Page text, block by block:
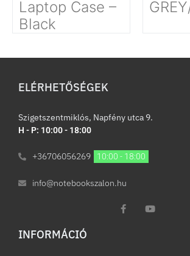
Laptop Case –
Black
ELÉRHETŐSÉGEK
Szigetszentmiklós, Napfény utca 9.
H - P: 10:00 - 18:00
+36706056269 10:00 - 18:00
info@notebookszalon.hu
INFORMÁCIÓ​